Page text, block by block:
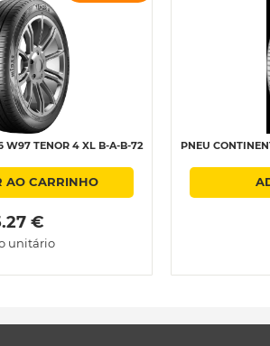
W97 TENOR 4 XL B-A-B-72
AO CARRINHO
€
unitário
PNEU